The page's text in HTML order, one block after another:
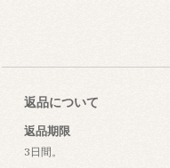
返品について
返品期限
3日間。